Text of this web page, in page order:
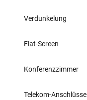
Verdunkelung
Flat-Screen
Konferenzzimmer
Telekom-Anschlüsse